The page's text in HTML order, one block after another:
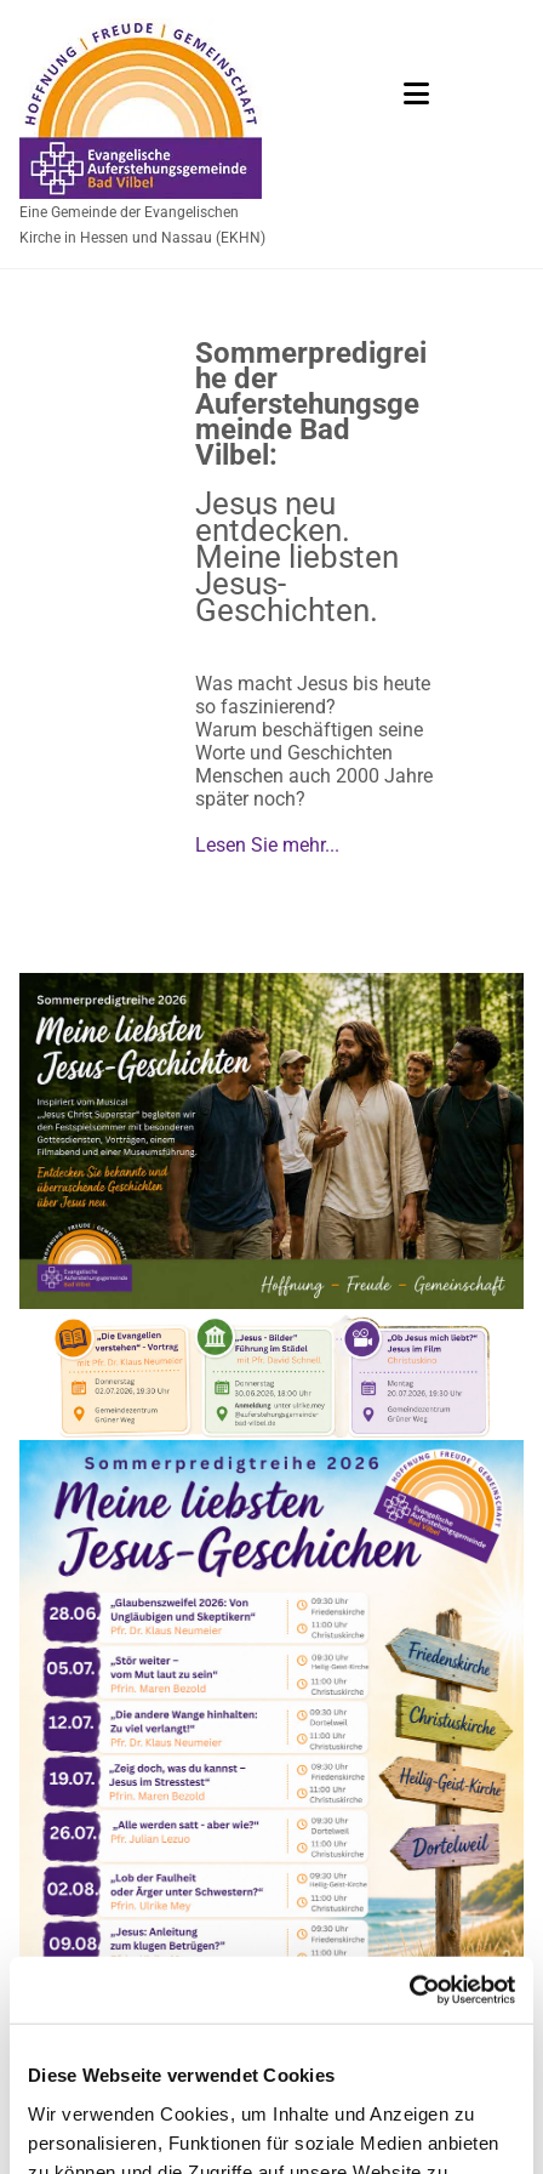
Diese Webseite verwendet Cookies
Wir verwenden Cookies, um Inhalte und Anzeigen zu
personalisieren, Funktionen für soziale Medien anbieten
Eine Gemeinde der Evangelischen
Kirche in Hessen und Nassau (EKHN)
Sommerpredigrei
he der
Auferstehungsge
meinde Bad
Vilbel:
Jesus neu
entdecken.
Meine liebsten
Jesus-
Geschichten.
Was macht Jesus bis heute
so faszinierend?
Warum beschäftigen seine
Worte und Geschichten
Menschen auch 2000 Jahre
später noch?
Lesen Sie mehr...